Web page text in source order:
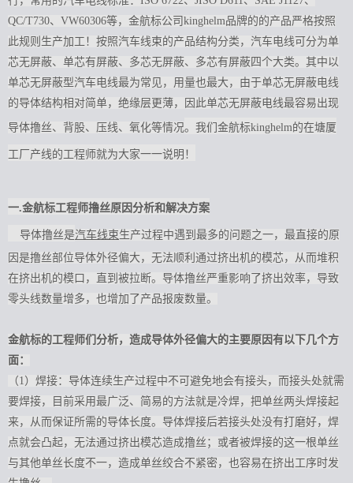
QC/T730、VW60306等，金航标公司kinghelm品牌的的产品严格按照
此规则生产加工！按照汽车线束的产品结构分类，汽车电线可分为单
芯无屏蔽、单芯有屏蔽、多芯无屏蔽、多芯有屏蔽四个大类。其中以
单芯无屏蔽型汽车电线最为常见，用量也最大，由于单芯无屏蔽电线
的导体结构相对简单，绝缘层更薄，因此单芯无屏蔽电线最容易出现
导体撸丝、背股、压线、氧化等情况。我们金航标kinghelm的在塘厦
工厂产线的工程师就为大家一一说明！
一.金航标工程师撸丝原因分析和解决方案
导体撸丝是汽车线束生产过程中遇到最多的问题之一，最直接的原
因是撸丝部位导体外径偏大，无法顺利通过挤出机的模芯，从而堆积
在挤出机的模口，直到被拉断。导体撸丝严重影响了挤出效率，导致
零头线数量增多，也增加了产品报废数量。
金航标的工程师们分析，造成导体外径偏大的主要原因有以下几个方
面：
（1）焊接：导体连续生产过程中不可避免地会有接头，而接头处就需
要焊接，目前采用最广泛、简易的方法就是冷焊，把单丝两头焊接起
来，从而保证所需的导体长度。导体焊接后若接头处没有打磨好，焊
点就会凸起，无法通过挤出模芯造成撸丝；或者被焊接的这一根单丝
与其他单丝长度不一，造成单丝绞合不紧密，也容易在挤出工序时发